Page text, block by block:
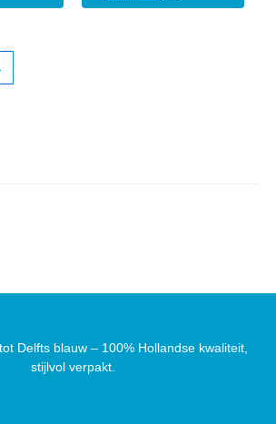
Delfts blauw – 100% Hollandse kwaliteit,
stijlvol verpakt.